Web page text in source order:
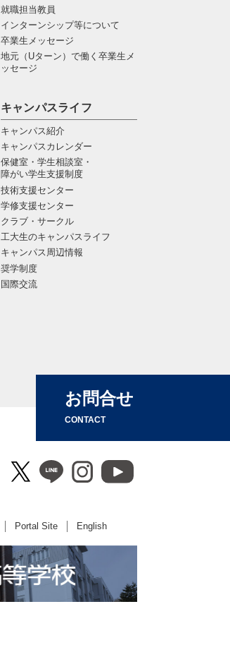
就職担当教員
インターンシップ等について
卒業生メッセージ
地元（Uターン）で働く卒業生メ
ッセージ
キャンパスライフ
キャンパス紹介
キャンパスカレンダー
保健室・学生相談室・
障がい学生支援制度
技術支援センター
学修支援センター
クラブ・サークル
工大生のキャンパスライフ
キャンパス周辺情報
奨学制度
国際交流
お問合せ
CONTACT
Portal Site English